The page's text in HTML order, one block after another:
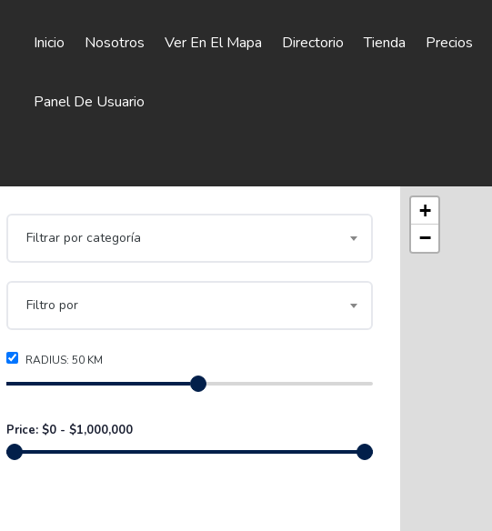
Inicio Nosotros Ver En El Mapa Directorio Tienda Precios
Panel De Usuario
Filtrar por categoría
Filtro por
RADIUS: 50 KM
Price: $0 - $1,000,000
+
−